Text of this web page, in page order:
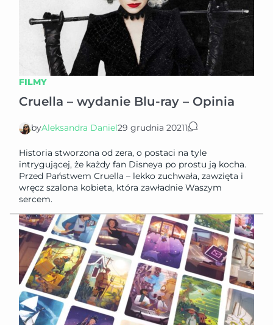
FILMY
Cruella – wydanie Blu-ray – Opinia
byAleksandra Daniel29 grudnia 20211
Historia stworzona od zera, o postaci na tyle
intrygującej, że każdy fan Disneya po prostu ją kocha.
Przed Państwem Cruella – lekko zuchwała, zawzięta i
wręcz szalona kobieta, która zawładnie Waszym
sercem.